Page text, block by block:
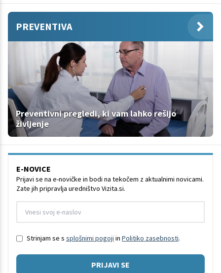
PREVENTIVA
Preventivni pregledi, ki vam lahko rešijo
življenje
E-NOVICE
Prijavi se na e-novičke in bodi na tekočem z aktualnimi novicami.
Zate jih pripravlja uredništvo Vizita.si.
Strinjam se s splošnimi pogoji in Politiko zasebnosti.
PRIJAVI SE